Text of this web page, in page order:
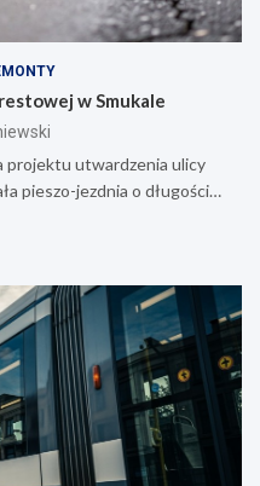
w Smukale
projektu utwardzenia ulicy
pieszo-jezdnia o długości…